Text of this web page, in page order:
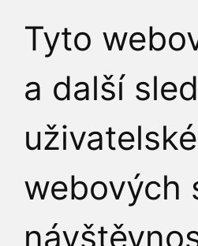
Tyto
a další
webových